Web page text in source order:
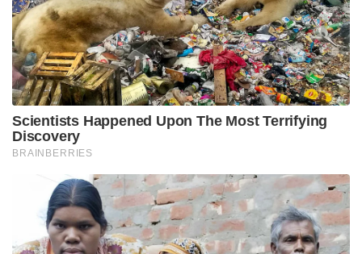
Scientists Happened Upon The Most Terrifying
Discovery
BRAINBERRIES